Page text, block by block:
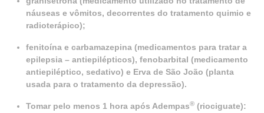
náuseas e vômitos, decorrentes do tratamento quimio e
radioterápico);
fenitoína e carbamazepina (medicamentos para tratar a
epilepsia – antiepilépticos), fenobarbital (medicamento
antiepiléptico, sedativo) e Erva de São João (planta
usada para o tratamento da depressão).
Tomar pelo menos 1 hora após Adempas® (riociguate):